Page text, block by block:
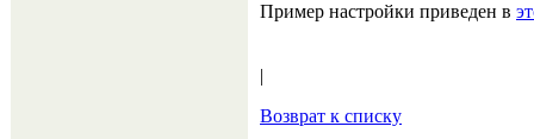
Пример настройки приведен в
|
Возврат к списку